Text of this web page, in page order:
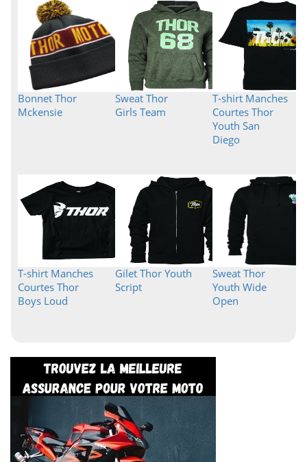
Bonnet Thor
Mckensie
Sweat Thor
Girls Team
T-shirt Manches
Courtes Thor
Youth San
Diego
T-shirt Manches
Courtes Thor
Boys Loud
Gilet Thor Youth
Script
Sweat Thor
Youth Wide
Open